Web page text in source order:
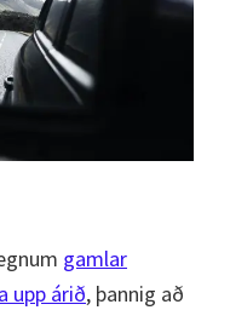
gamlar
upp árið, þannig að